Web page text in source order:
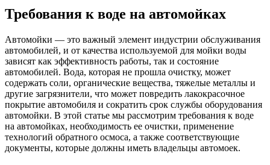
Требования к воде на автомойках
Автомойки — это важный элемент индустрии обслуживания
автомобилей, и от качества используемой для мойки воды
зависят как эффективность работы, так и состояние
автомобилей. Вода, которая не прошла очистку, может
содержать соли, органические вещества, тяжелые металлы и
другие загрязнители, что может повредить лакокрасочное
покрытие автомобиля и сократить срок службы оборудования
автомойки. В этой статье мы рассмотрим требования к воде
на автомойках, необходимость ее очистки, применение
технологий обратного осмоса, а также соответствующие
документы, которые должны иметь владельцы автомоек.